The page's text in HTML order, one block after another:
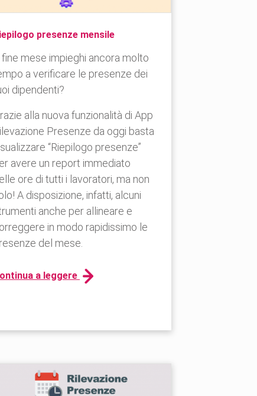
presenze mensile
fine mese impieghi ancora molto
a verificare le presenze dei
dipendenti?
alla nuova funzionalità di App
Presenze da oggi basta
“Riepilogo presenze”
avere un report immediato
ore di tutti i lavoratori, ma non
A disposizione, infatti, alcuni
anche per allineare e
in modo rapidissimo le
del mese.
a leggere